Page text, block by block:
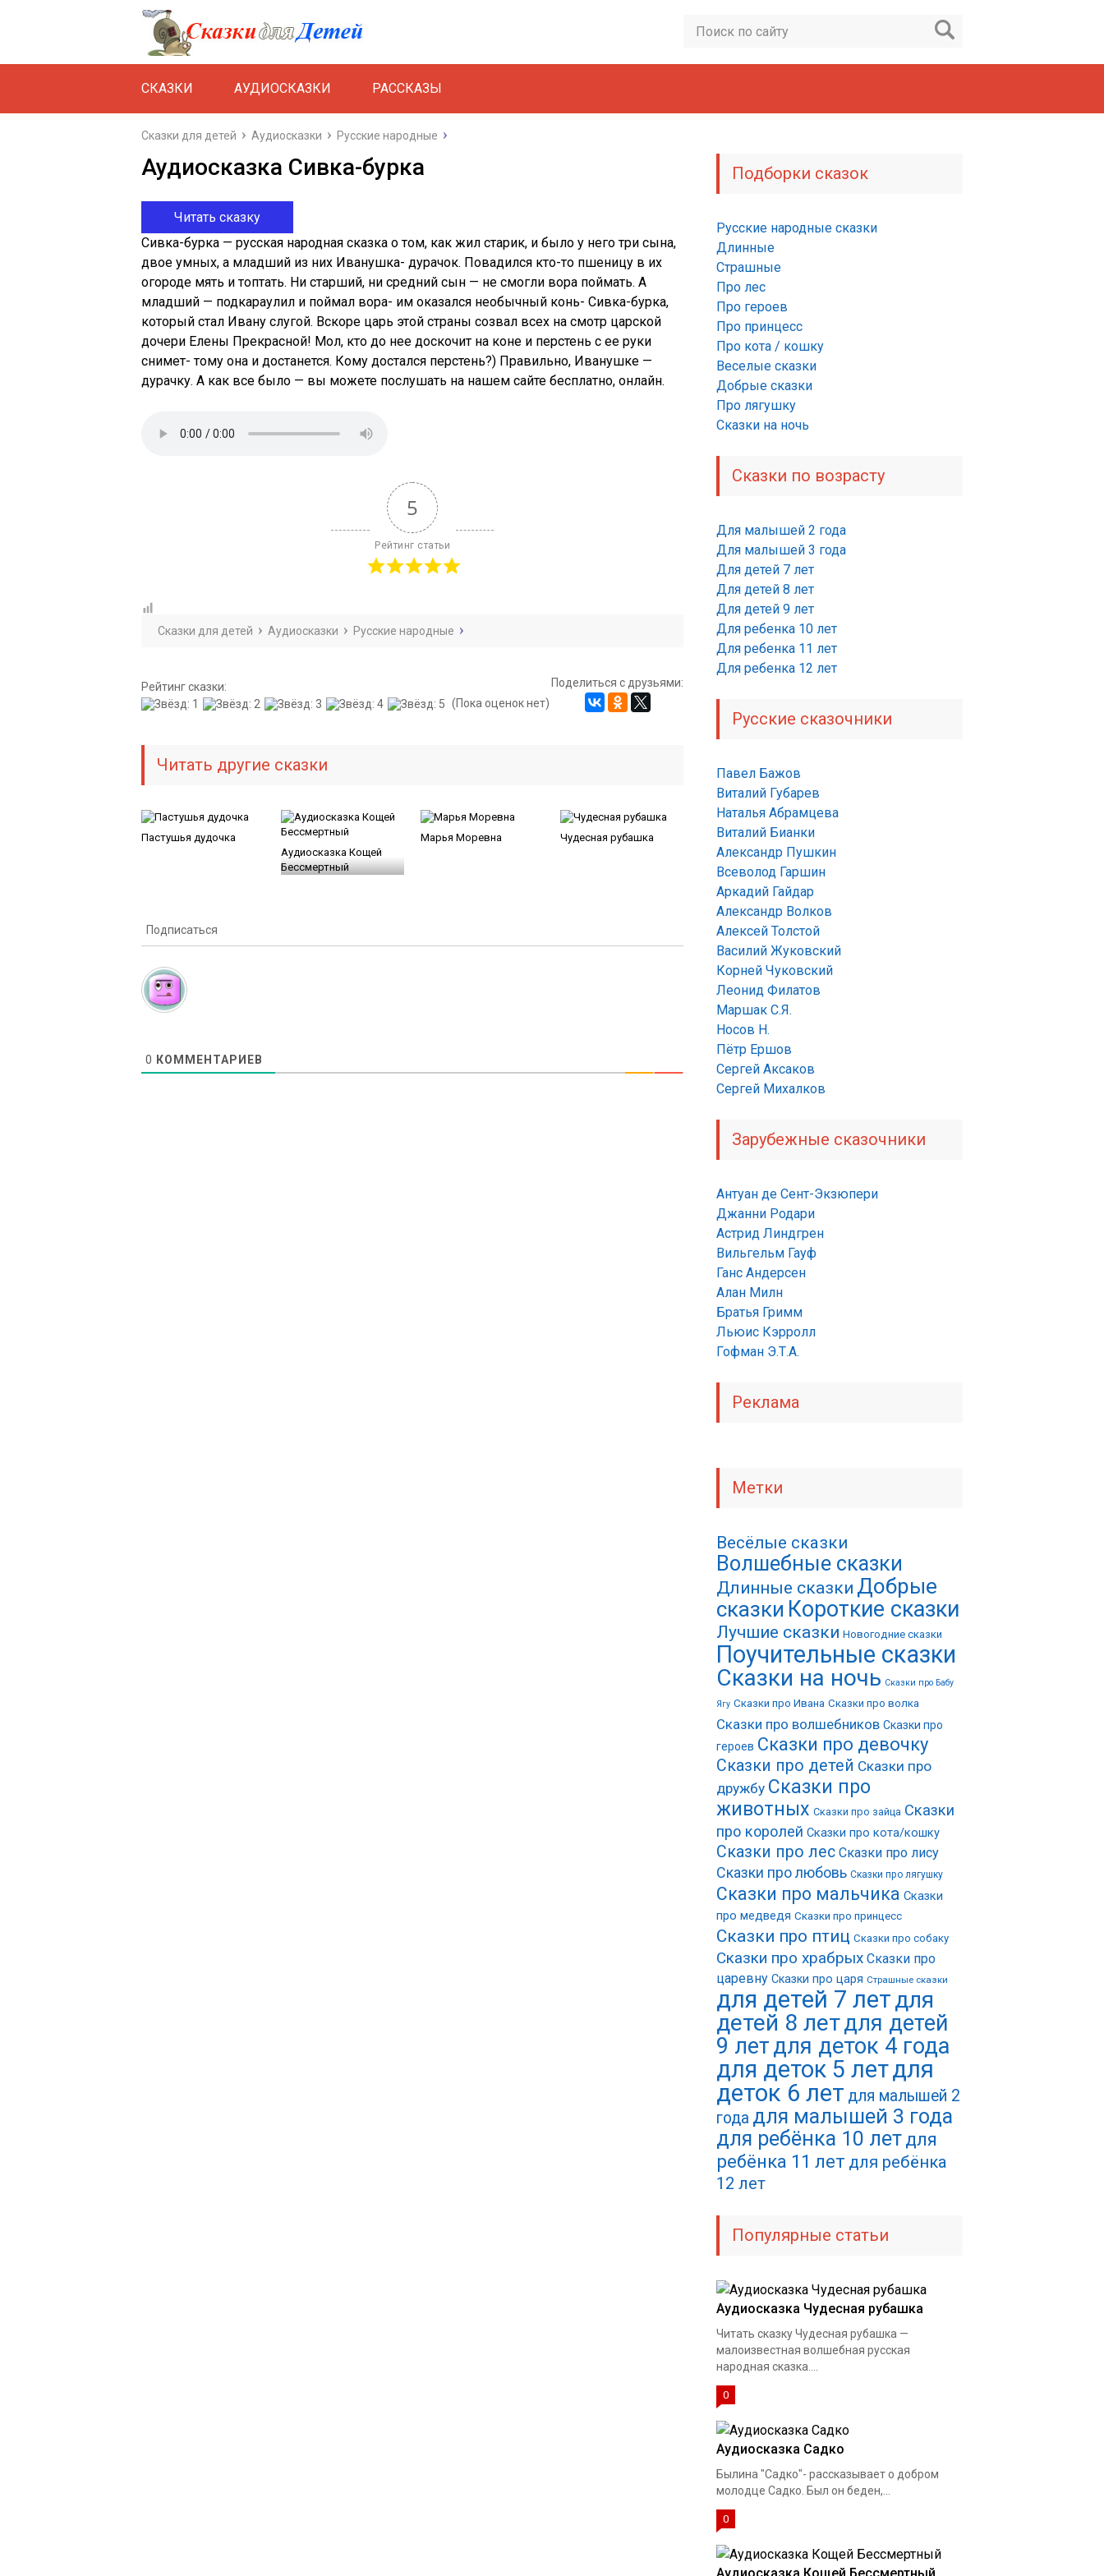
СКАЗКИ АУДИОСКАЗКИ РАССКАЗЫ
Сказки для детей Аудиосказки Русские народные
Аудиосказка Сивка-бурка
Читать сказку
Сивка-бурка — русская народная сказка о том, как жил старик, и было у него три сына,
двое умных, а младший из них Иванушка- дурачок. Повадился кто-то пшеницу в их
огороде мять и топтать. Ни старший, ни средний сын — не смогли вора поймать. А
младший — подкараулил и поймал вора- им оказался необычный конь- Сивка-бурка,
который стал Ивану слугой. Вскоре царь этой страны созвал всех на смотр царской
дочери Елены Прекрасной! Мол, кто до нее доскочит на коне и перстень с ее руки
снимет- тому она и достанется. Кому достался перстень?) Правильно, Иванушке —
дурачку. А как все было — вы можете послушать на нашем сайте бесплатно, онлайн.
5
Рейтинг статьи
Сказки для детей Аудиосказки Русские народные
Рейтинг сказки:
(Пока оценок нет)
Поделиться с друзьями:
Читать другие сказки
Пастушья дудочка
Аудиосказка Кощей
Бессмертный
Марья Моревна Чудесная рубашка
Подписаться
0 КОММЕНТАРИЕВ
Подборки сказок
Русские народные сказки
Длинные
Страшные
Про лес
Про героев
Про принцесс
Про кота / кошку
Веселые сказки
Добрые сказки
Про лягушку
Сказки на ночь
Сказки по возрасту
Для малышей 2 года
Для малышей 3 года
Для детей 7 лет
Для детей 8 лет
Для детей 9 лет
Для ребенка 10 лет
Для ребенка 11 лет
Для ребенка 12 лет
Русские сказочники
Павел Бажов
Виталий Губарев
Наталья Абрамцева
Виталий Бианки
Александр Пушкин
Всеволод Гаршин
Аркадий Гайдар
Александр Волков
Алексей Толстой
Василий Жуковский
Корней Чуковский
Леонид Филатов
Маршак С.Я.
Носов Н.
Пётр Ершов
Сергей Аксаков
Сергей Михалков
Зарубежные сказочники
Антуан де Сент-Экзюпери
Джанни Родари
Астрид Линдгрен
Вильгельм Гауф
Ганс Андерсен
Алан Милн
Братья Гримм
Льюис Кэрролл
Гофман Э.Т.А.
Реклама
Метки
Весёлые сказки
Волшебные сказки
Длинные сказки Добрые
сказки Короткие сказки
Лучшие сказки Новогодние сказки
Поучительные сказки
Сказки на ночь Сказки про Бабу
Ягу Сказки про Ивана Сказки про волка
Сказки про волшебников Сказки про
героев Сказки про девочку
Сказки про детей Сказки про
дружбу Сказки про
животных Сказки про зайца Сказки
про королей Сказки про кота/кошку
Сказки про лес Сказки про лису
Сказки про любовь Сказки про лягушку
Сказки про мальчика Сказки
про медведя Сказки про принцесс
Сказки про птиц Сказки про собаку
Сказки про храбрых Сказки про
царевну Сказки про царя Страшные сказки
для детей 7 летдля
детей 8 летдля детей
9 летдля деток 4 года
для деток 5 летдля
деток 6 лет для малышей 2
года для малышей 3 года
для ребёнка 10 летдля
ребёнка 11 лет для ребёнка
12 лет
Популярные статьи
Аудиосказка Чудесная рубашка
Читать сказку Чудесная рубашка —
малоизвестная волшебная русская
народная сказка....
0
Аудиосказка Садко
Былина "Садко"- рассказывает о добром
молодце Садко. Был он беден,...
0